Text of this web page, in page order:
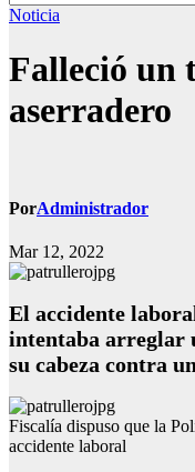
Noticia
Falleció un
aserradero
PorAdministrador
Mar 12, 2022
El accidente
intentaba arreglar
su cabeza contra
Fiscalía dispuso que la
accidente laboral